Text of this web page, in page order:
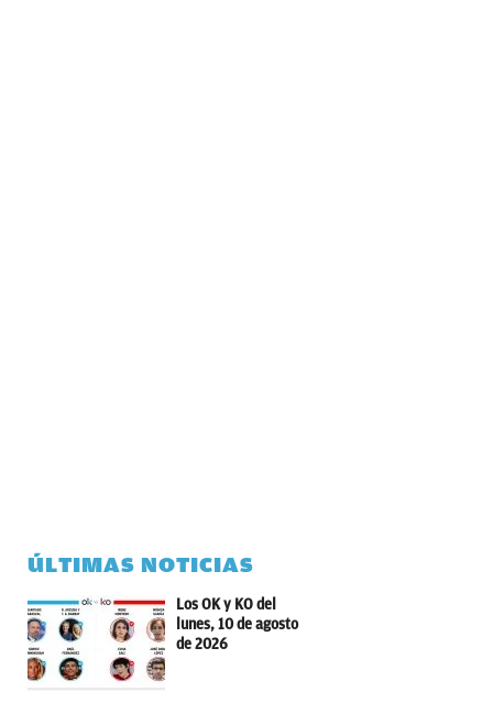
ÚLTIMAS NOTICIAS
Los OK y KO del
lunes, 10 de agosto
de 2026